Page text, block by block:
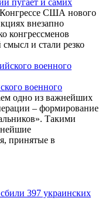
США нового
внезапно
конгрессменов
и стали резко
военного
одно из важнейших
– формирование
Такими
принятые в